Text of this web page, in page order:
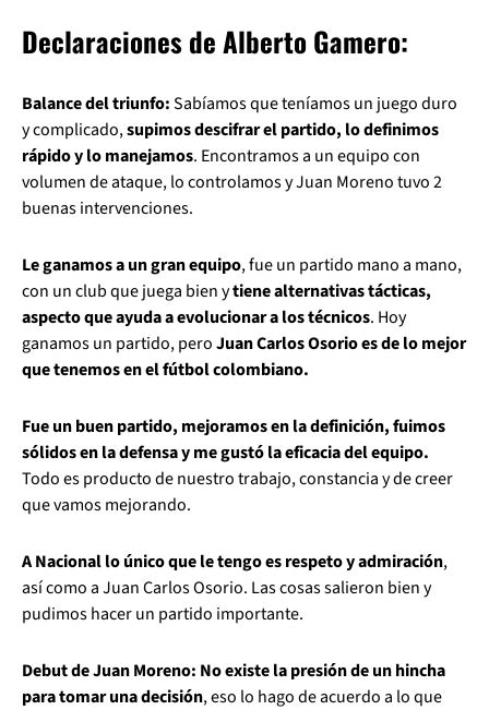
Declaraciones de Alberto Gamero:
Balance del triunfo:Sabíamos que teníamos un juego duro
y complicado,supimos descifrar el partido, lo definimos
rápido y lo manejamos. Encontramos a un equipo con
volumen de ataque, lo controlamos y Juan Moreno tuvo 2
buenas intervenciones.
Le ganamos a un gran equipo, fue un partido mano a mano,
con un club que juega bien ytiene alternativas tácticas,
aspecto que ayuda a evolucionar a los técnicos. Hoy
ganamos un partido, peroJuan Carlos Osorio es de lo mejor
que tenemos en el fútbol colombiano.
Fue un buen partido, mejoramos en la definición, fuimos
sólidos en la defensa y me gustó la eficacia del equipo.
Todo es producto de nuestro trabajo, constancia y de creer
que vamos mejorando.
A Nacional lo único que le tengo es respeto y admiración,
así como a Juan Carlos Osorio. Las cosas salieron bien y
pudimos hacer un partido importante.
Debut de Juan Moreno: No existe la presión de un hincha
para tomar una decisión, eso lo hago de acuerdo a lo que